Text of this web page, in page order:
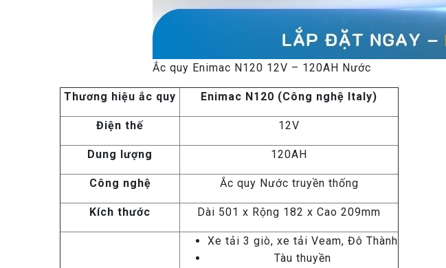
Ắc quy Enimac N120 12V – 120AH Nước
Thương hiệu ắc quy Enimac N120 (Công nghệ Italy)
Điện thế 12V
Dung lượng 120AH
Công nghệ Ắc quy Nước truyền thống
Kích thước Dài 501 x Rộng 182 x Cao 209mm
Xe tải 3 giò, xe tải Veam, Đô Thành
Tàu thuyền